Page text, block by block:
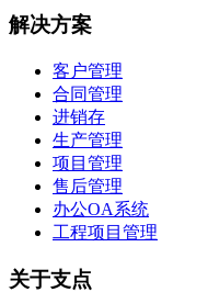
解决方案
客户管理
合同管理
进销存
生产管理
项目管理
售后管理
办公OA系统
工程项目管理
关于支点